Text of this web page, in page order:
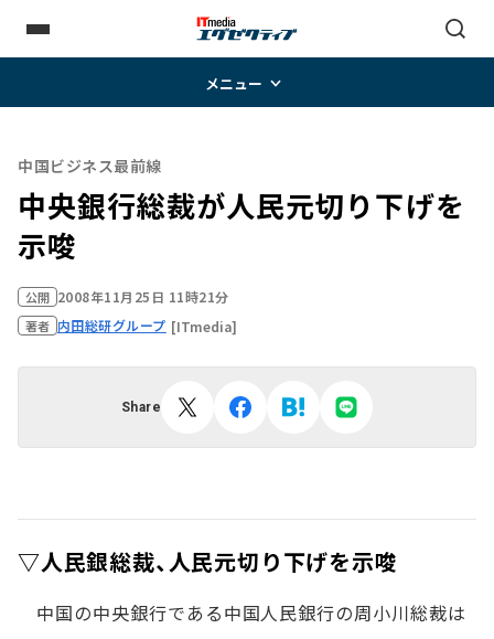
メニュー
中国ビジネス最前線
中央銀行総裁が人民元切り下げを
示唆
公開 2008年11月25日 11時21分
著者 内田総研グループ [ITmedia]
Share
▽人民銀総裁、人民元切り下げを示唆
中国の中央銀行である中国人民銀行の周小川総裁は